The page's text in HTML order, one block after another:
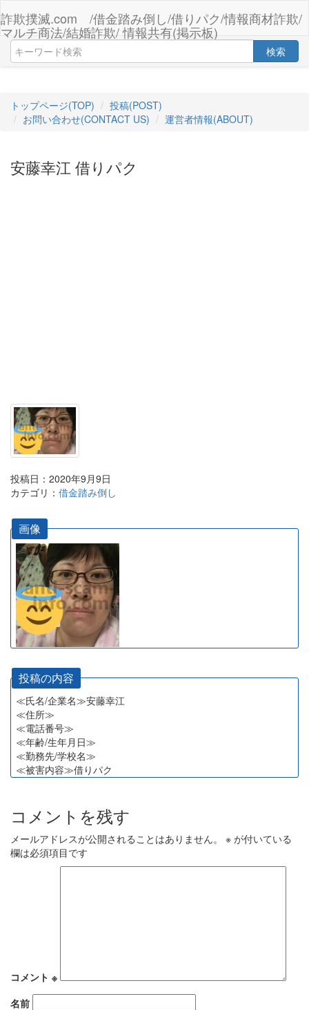
詐欺撲滅.com /借金踏み倒し/借りパク/情報商材詐欺/
マルチ商法/結婚詐欺/ 情報共有(掲示板)
検索
トップページ(TOP)
投稿(POST)
お問い合わせ(CONTACT US)
運営者情報(ABOUT)
安藤幸江 借りパク
投稿日：2020年9月9日
カテゴリ： 借金踏み倒し
画像
投稿の内容
≪氏名/企業名≫安藤幸江
≪住所≫
≪電話番号≫
≪年齢/生年月日≫
≪勤務先/学校名≫
≪被害内容≫借りパク
コメントを残す
メールアドレスが公開されることはありません。 ※ が付いている
欄は必須項目です
コメント ※
名前